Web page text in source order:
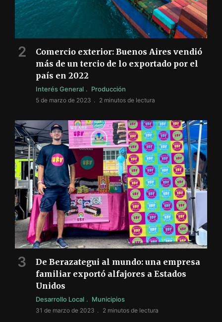
Comercio exterior: Buenos Aires vendió
más de un tercio de lo exportado por el
país en 2022
Interés General Producción
5 de marzo de 2023 2 minutos de lectura
De Berazategui al mundo: una empresa
familiar exportó alfajores a Estados
Unidos
Desarrollo Local Municipios
31 de marzo de 2023 2 minutos de lectura